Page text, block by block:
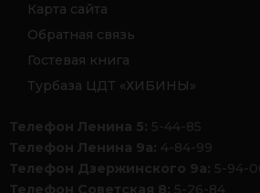
Карта сайта
Обратная связь
Гостевая книга
Турбаза ЦДТ «ХИБИНЫ»
Телефон Ленина 5: 5-44-85
Телефон Ленина 9а: 4-84-99
Телефон Дзержинского 9а: 5-94-
Телефон Советская 8: 5-26-84